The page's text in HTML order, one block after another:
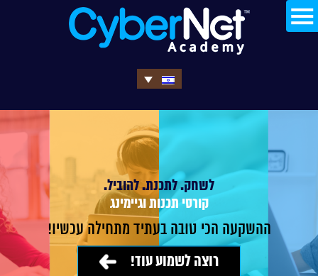
לשחק. לתכנת. להוביל.
קורסי תכנות וגיימינג
ההשקעה הכי טובה בעתיד מתחילה עכשיו!
רוצה לשמוע עוד!